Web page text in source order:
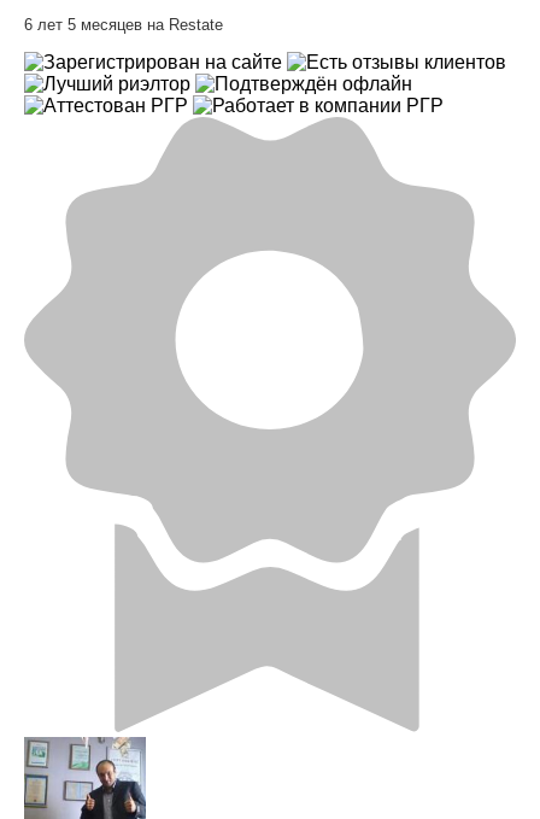
6 лет 5 месяцев на Restate